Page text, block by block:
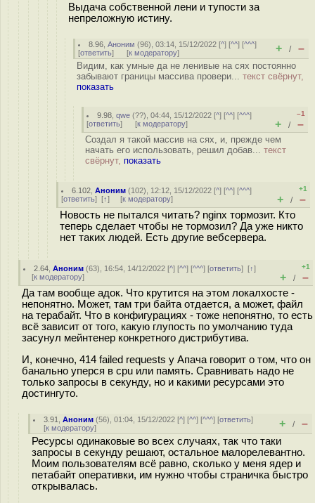
Выдача собственной лени и тупости за
непреложную истину.
8.96 ,Аноним (96), 03:14, 15/12/2022 [^] [^^] [^^^]
[ответить] [к модератору] + / –
Видим, как умные да не ленивые на сях постоянно
забывают границы массива провери... текст свёрнут,
показать
9.98 ,qwe (??), 04:44, 15/12/2022 [^] [^^] [^^^]
[ответить] [к модератору]
–1
+ / –
Создал я такой массив на сях, и, прежде чем
начать его использовать, решил добав... текст
свёрнут, показать
6.102 ,Аноним (102), 12:12, 15/12/2022 [^] [^^] [^^^]
[ответить] [↑] [к модератору]
+1
+ / –
Новость не пытался читать? nginx тормозит. Кто
теперь сделает чтобы не тормозил? Да уже никто
нет таких людей. Есть другие вебсервера.
2.64 ,Аноним (63), 16:54, 14/12/2022 [^] [^^] [^^^] [ответить][↑]
[к модератору]
+1
+ / –
Да там вообще адок. Что крутится на этом локалхосте -
непонятно. Может, там три байта отдается, а может, файл
на терабайт. Что в конфигурациях - тоже непонятно, то есть
всё зависит от того, какую глупость по умолчанию туда
засунул мейнтенер конкретного дистрибутива.
И, конечно, 414 failed requests у Апача говорит о том, что он
банально уперся в cpu или память. Сравнивать надо не
только запросы в секунду, но и какими ресурсами это
достингуто.
3.91 ,Аноним (56), 01:04, 15/12/2022 [^] [^^] [^^^] [ответить]
[к модератору] + / –
Ресурсы одинаковые во всех случаях, так что таки
запросы в секунду решают, остальное малорелевантно.
Моим пользователям всё равно, сколько у меня ядер и
петабайт оперативки, им нужно чтобы страничка быстро
открывалась.